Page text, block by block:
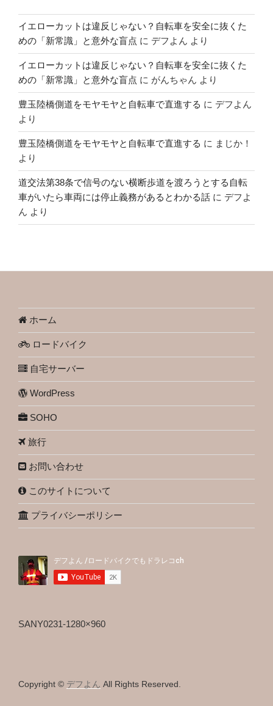
イエローカットは違反じゃない？自転車を安全に抜くた
めの「新常識」と意外な盲点 に デフよん より
イエローカットは違反じゃない？自転車を安全に抜くた
めの「新常識」と意外な盲点 に がんちゃん より
豊玉陸橋側道をモヤモヤと自転車で直進する に デフよん
より
豊玉陸橋側道をモヤモヤと自転車で直進する に まじか！
より
道交法第38条で信号のない横断歩道を渡ろうとする自転
車がいたら車両には停止義務があるとわかる話 に デフよ
ん より
ホーム
ロードバイク
自宅サーバー
WordPress
SOHO
旅行
お問い合わせ
このサイトについて
プライバシーポリシー
SANY0231-1280×960
Copyright © デフよん All Rights Reserved.